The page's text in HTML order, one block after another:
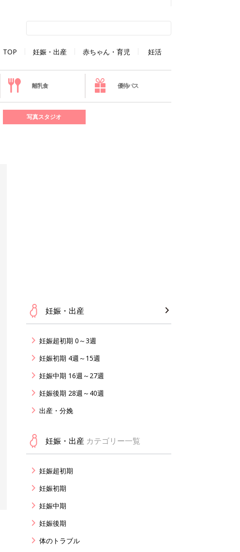
TOP 妊娠・出産 赤ちゃん・育児 妊活
離乳食 優待パス
写真スタジオ
妊娠・出産
妊娠超初期 0～3週
妊娠初期 4週～15週
妊娠中期 16週～27週
妊娠後期 28週～40週
出産・分娩
妊娠・出産 カテゴリー一覧
妊娠超初期
妊娠初期
妊娠中期
妊娠後期
体のトラブル